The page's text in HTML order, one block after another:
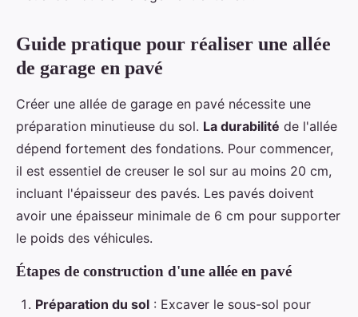
Guide pratique pour réaliser une allée
de garage en pavé
Créer une allée de garage en pavé nécessite une
préparation minutieuse du sol. La durabilité de l'allée
dépend fortement des fondations. Pour commencer,
il est essentiel de creuser le sol sur au moins 20 cm,
incluant l'épaisseur des pavés. Les pavés doivent
avoir une épaisseur minimale de 6 cm pour supporter
le poids des véhicules.
Étapes de construction d'une allée en pavé
Préparation du sol : Excaver le sous-sol pour